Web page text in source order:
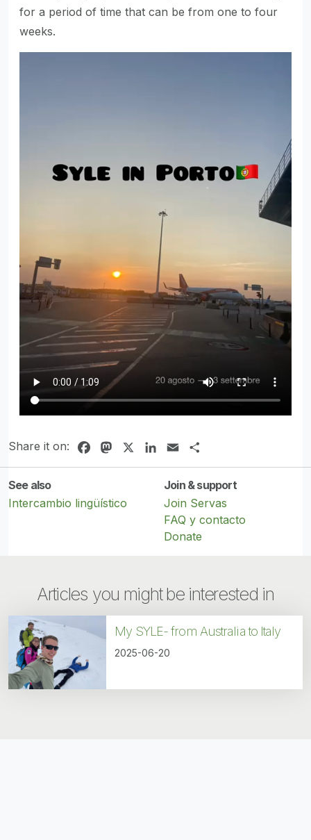
for a period of time that can be from one to four
weeks.
Share it on: FacebookMastodonLinkedIn
Email
See also
Intercambio lingüístico
Join & support
Join Servas
FAQ y contacto
Donate
Articles you might be interested in
My SYLE- from Australia to Italy
2025-06-20